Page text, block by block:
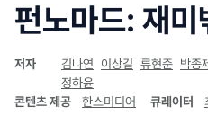
펀노마드: 재
저자 김나연 이상길 류현준 박종제
정하윤
콘텐츠 제공
한스미디어 큐레이터